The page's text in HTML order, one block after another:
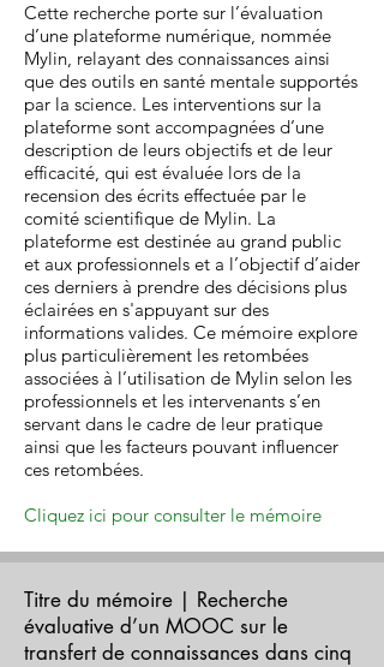
Cette recherche porte sur l’évaluation
d’une plateforme numérique, nommée
Mylin, relayant des connaissances ainsi
que des outils en santé mentale supportés
par la science. Les interventions sur la
plateforme sont accompagnées d’une
description de leurs objectifs et de leur
efficacité, qui est évaluée lors de la
recension des écrits effectuée par le
comité scientifique de Mylin. La
plateforme est destinée au grand public
et aux professionnels et a l’objectif d’aider
ces derniers à prendre des décisions plus
éclairées en s'appuyant sur des
informations valides. Ce mémoire explore
plus particulièrement les retombées
associées à l’utilisation de Mylin selon les
professionnels et les intervenants s’en
servant dans le cadre de leur pratique
ainsi que les facteurs pouvant influencer
ces retombées.
Cliquez ici pour consulter le mémoire
Titre du mémoire | Recherche
évaluative d’un MOOC sur le
transfert de connaissances dans cinq